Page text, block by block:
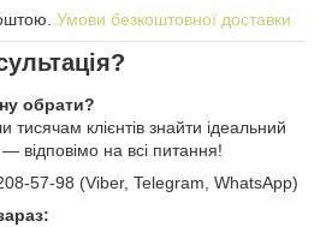
Умови безкоштовної доставки
обрати?
клієнтів знайти ідеальний
відповімо на всі питання!
57-98 (Viber, Telegram, WhatsApp)